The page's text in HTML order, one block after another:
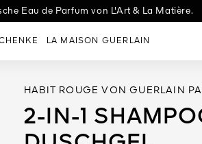
perfekten Duft zur Hochzeit.
Eau de Parfum von L'Art & La Matière.
LA MAISON GUERLAIN
HABIT ROUGE VON GUERLAIN
2-IN-1